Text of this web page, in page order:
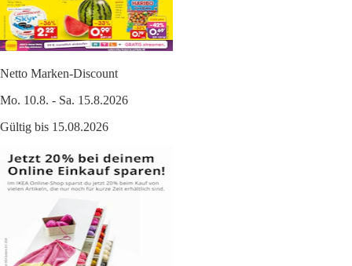
Netto Marken-Discount
Mo. 10.8. - Sa. 15.8.2026
Gültig bis 15.08.2026